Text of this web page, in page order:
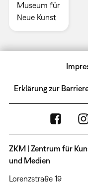
Museum für
Neue Kunst
Erklärung zur
ZKM | Zentrum für
und Medien
Lorenzstraße 19